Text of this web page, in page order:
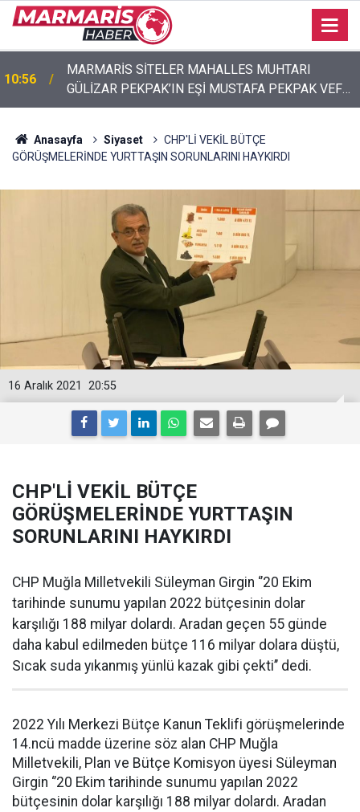
10:56
MARMARİS SİTELER MAHALLES MUHTARI
GÜLİZAR PEKPAK’IN EŞİ MUSTAFA PEKPAK VEFAT
ETTİ CENAZESİ İKİNDİ NAMAZINDA
Anasayfa Siyaset
CHP'Lİ VEKİL BÜTÇE
GÖRÜŞMELERİNDE YURTTAŞIN SORUNLARINI HAYKIRDI
20:55
16 Aralık 2021
CHP'Lİ VEKİL BÜTÇE
GÖRÜŞMELERİNDE YURTTAŞIN
SORUNLARINI HAYKIRDI
CHP Muğla Milletvekili Süleyman Girgin ‘’20 Ekim
tarihinde sunumu yapılan 2022 bütçesinin dolar
karşılığı 188 milyar dolardı. Aradan geçen 55 günde
daha kabul edilmeden bütçe 116 milyar dolara düştü,
Sıcak suda yıkanmış yünlü kazak gibi çekti’’ dedi.
2022 Yılı Merkezi Bütçe Kanun Teklifi görüşmelerinde
14.ncü madde üzerine söz alan CHP Muğla
Milletvekili, Plan ve Bütçe Komisyon üyesi Süleyman
Girgin ‘’20 Ekim tarihinde sunumu yapılan 2022
bütçesinin dolar karşılığı 188 milyar dolardı. Aradan